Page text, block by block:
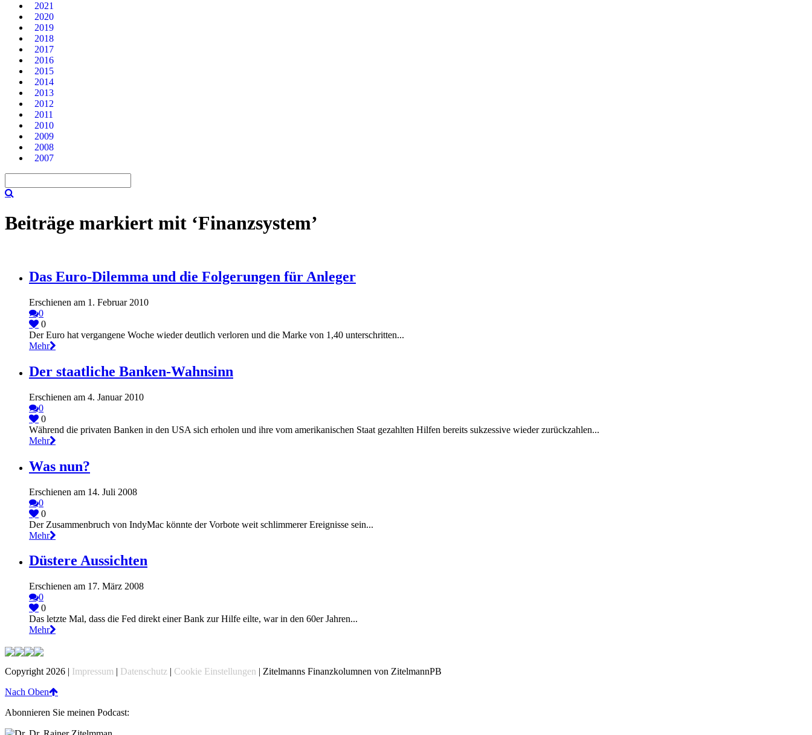
2021
2020
2019
2018
2017
2016
2015
2014
2013
2012
2011
2010
2009
2008
2007
Beiträge markiert mit ‘Finanzsystem’
Das Euro-Dilemma und die Folgerungen für Anleger
Erschienen am 1. Februar 2010
0
0
Der Euro hat vergangene Woche wieder deutlich verloren und die Marke von 1,40 unterschritten...
Mehr
Der staatliche Banken-Wahnsinn
Erschienen am 4. Januar 2010
0
0
Während die privaten Banken in den USA sich erholen und ihre vom amerikanischen Staat gezahlten Hilfen bereits sukzessive wieder zurückzahlen...
Mehr
Was nun?
Erschienen am 14. Juli 2008
0
0
Der Zusammenbruch von IndyMac könnte der Vorbote weit schlimmerer Ereignisse sein...
Mehr
Düstere Aussichten
Erschienen am 17. März 2008
0
0
Das letzte Mal, dass die Fed direkt einer Bank zur Hilfe eilte, war in den 60er Jahren...
Mehr
Copyright 2026 | Impressum | Datenschutz | Cookie Einstellungen | Zitelmanns Finanzkolumnen von ZitelmannPB
Nach Oben
Abonnieren Sie meinen Podcast: